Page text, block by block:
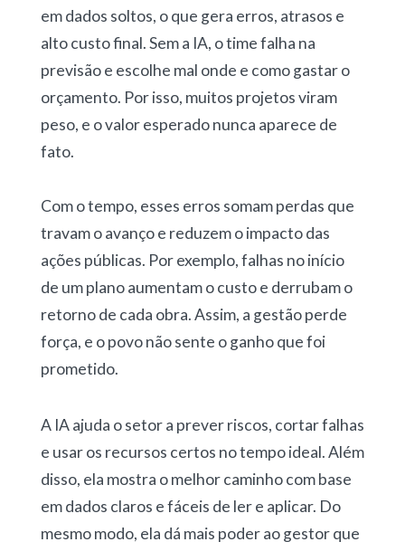
em dados soltos, o que gera erros, atrasos e
alto custo final. Sem a IA, o time falha na
previsão e escolhe mal onde e como gastar o
orçamento. Por isso, muitos projetos viram
peso, e o valor esperado nunca aparece de
fato.
Com o tempo, esses erros somam perdas que
travam o avanço e reduzem o impacto das
ações públicas. Por exemplo, falhas no início
de um plano aumentam o custo e derrubam o
retorno de cada obra. Assim, a gestão perde
força, e o povo não sente o ganho que foi
prometido.
A IA ajuda o setor a prever riscos, cortar falhas
e usar os recursos certos no tempo ideal. Além
disso, ela mostra o melhor caminho com base
em dados claros e fáceis de ler e aplicar. Do
mesmo modo, ela dá mais poder ao gestor que